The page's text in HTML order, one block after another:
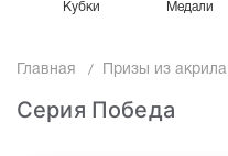
Кубки Медали
Главная Призы из акрила
Серия Победа